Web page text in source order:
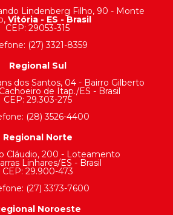
Lindenberg Filho, 90 - Monte
Vitória - ES - Brasil
CEP: 29053-315
(27) 3321-8359
Regional Sul
dos Santos, 04 - Bairro Gilberto
de Itap./ES - Brasil
CEP: 29.303-275
(28) 3526-4400
Regional Norte
Cláudio, 200 - Loteamento
Linhares/ES - Brasil
CEP: 29.900-473
(27) 3373-7600
Noroeste